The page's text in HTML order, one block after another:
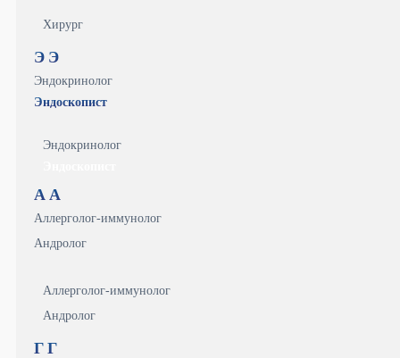
Хирург
Э Э
Эндокринолог
Эндоскопист
Эндокринолог
А А
Аллерголог-иммунолог
Андролог
Аллерголог-иммунолог
Андролог
Г Г